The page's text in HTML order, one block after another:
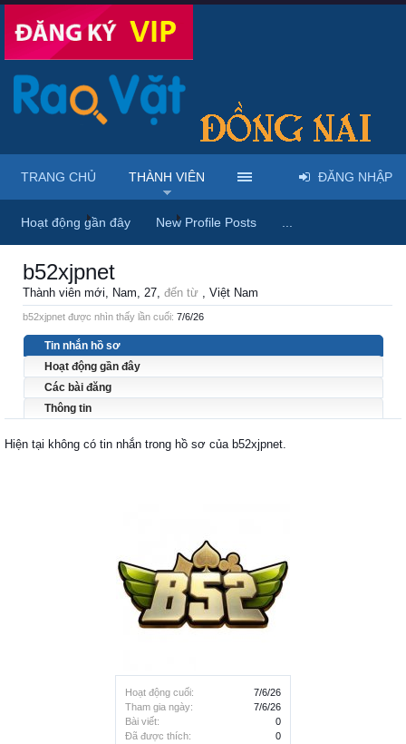
Trang chủ Thành viên b52xjpnet
Hoạt động cuối:
7/6/26
Tham gia ngày:
7/6/26
Bài viết:
0
Đã được thích:
0
b52xjpnet
Thành viên mới, Nam, 27, đến từ , Việt Nam
b52xjpnet được nhìn thấy lần cuối: 7/6/26
Tin nhắn hồ sơ
Hoạt động gần đây
Các bài đăng
Thông tin
Hiện tại không có tin nhắn trong hồ sơ của b52xjpnet.
TRANG CHỦ THÀNH VIÊN
Hoạt động gần đây New Profile Posts
ĐĂNG NHẬP